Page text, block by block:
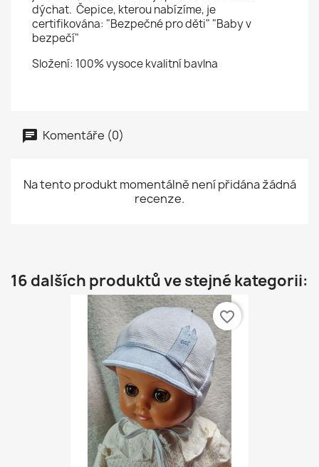
dýchat. Čepice, kterou nabízíme, je
certifikována: "Bezpečné pro děti" "Baby v
bezpečí"
Složení: 100% vysoce kvalitní bavlna
Komentáře (0)
Na tento produkt momentálně není přidána žádná
recenze.
16 dalších produktů ve stejné kategorii:
favorite_border